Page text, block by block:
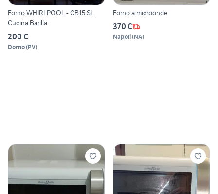
Forno WHIRLPOOL - CB15 SL
Cucina Barilla
200 €
Dorno(PV)
Forno a microonde
370 €
Napoli(NA)